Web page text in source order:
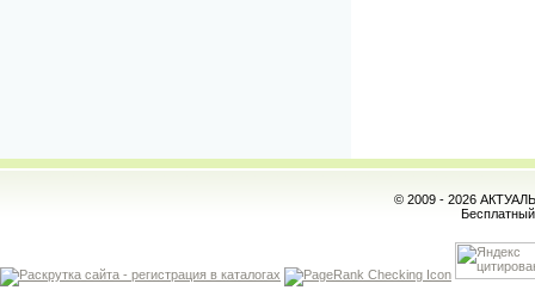
© 2009 - 2026